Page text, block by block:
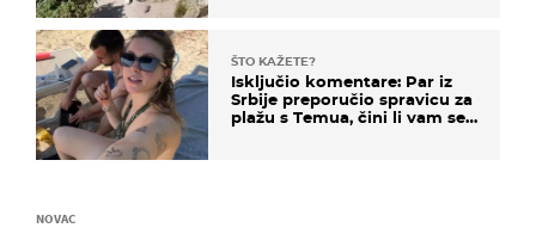
ŠTO KAŽETE?
Isključio komentare: Par iz
Srbije preporučio spravicu za
plažu s Temua, čini li vam se
NOVAC